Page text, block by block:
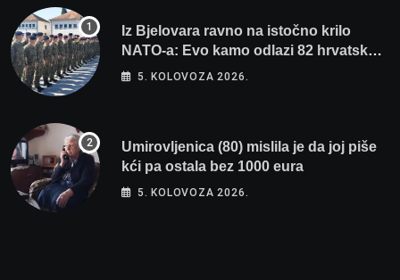
Iz Bjelovara ravno na istočno krilo
NATO-a: Evo kamo odlazi 82 hrvatska
vojnika i 6 vojnikinja
5. KOLOVOZA 2026.
Umirovljenica (80) mislila je da joj piše
kći pa ostala bez 1000 eura
5. KOLOVOZA 2026.